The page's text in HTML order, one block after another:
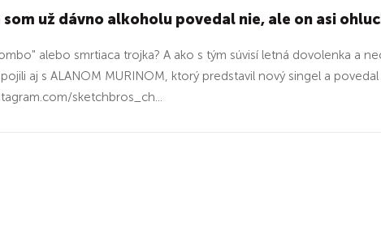
už dávno alkoholu povedal nie, ale on asi
alebo smrtiaca trojka? A ako s tým súvisí letná dovolenka a
aj s ALANOM MURINOM, ktorý predstavil nový singel a
sketchbros_ch...